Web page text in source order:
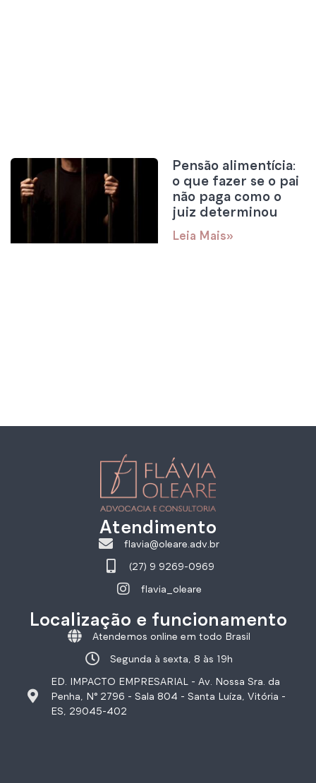
Pensão alimentícia:
o que fazer se o pai
não paga como o
juiz determinou
Leia Mais»
Atendimento
flavia@oleare.adv.br
(27) 9 9269-0969
flavia_oleare
Localização e funcionamento
Atendemos online em todo Brasil
Segunda à sexta, 8 às 19h
ED. IMPACTO EMPRESARIAL - Av. Nossa Sra. da
Penha, N° 2796 - Sala 804 - Santa Luíza, Vitória -
ES, 29045-402